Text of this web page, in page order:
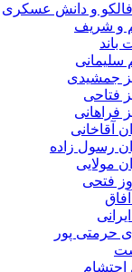
دانش عسکری